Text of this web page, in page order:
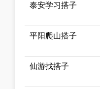
泰安学习搭子
平阳爬山搭子
仙游找搭子